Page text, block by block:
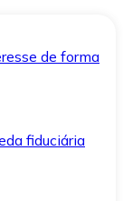
de forma
fiduciária